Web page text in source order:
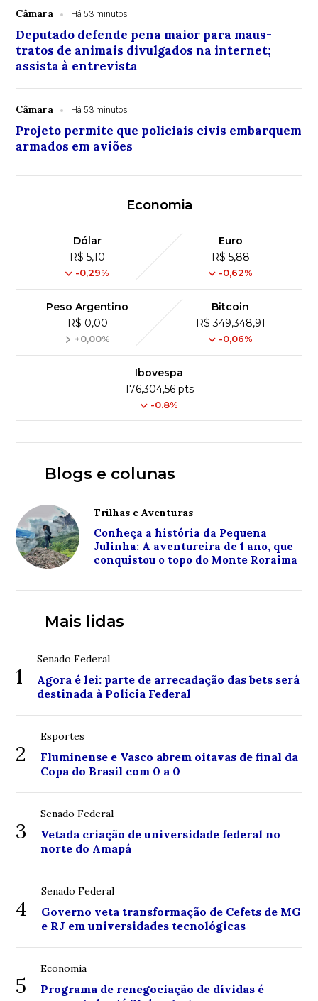
Câmara Há 53 minutos
Deputado defende pena maior para maus-
tratos de animais divulgados na internet;
assista à entrevista
Câmara Há 53 minutos
Projeto permite que policiais civis embarquem
armados em aviões
Economia
Dólar
R$ 5,10
-0,29%
Euro
R$ 5,88
-0,62%
Peso Argentino
R$ 0,00
+0,00%
Bitcoin
R$ 349,348,91
-0,06%
Ibovespa
176,304,56 pts
-0.8%
Blogs e colunas
Trilhas e Aventuras
Conheça a história da Pequena
Julinha: A aventureira de 1 ano, que
conquistou o topo do Monte Roraima
Mais lidas
1
Senado Federal
Agora é lei: parte de arrecadação das bets será
destinada à Polícia Federal
2
Esportes
Fluminense e Vasco abrem oitavas de final da
Copa do Brasil com 0 a 0
3
Senado Federal
Vetada criação de universidade federal no
norte do Amapá
4
Senado Federal
Governo veta transformação de Cefets de MG
e RJ em universidades tecnológicas
5
Economia
Programa de renegociação de dívidas é